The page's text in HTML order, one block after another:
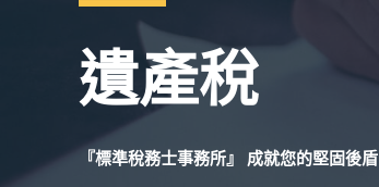
遺產稅
『標準稅務士事務所』 成就您的堅固後盾